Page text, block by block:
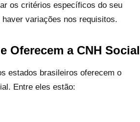
os critérios específicos do seu
variações nos requisitos.
Oferecem a CNH Social
estados brasileiros oferecem o
Entre eles estão: